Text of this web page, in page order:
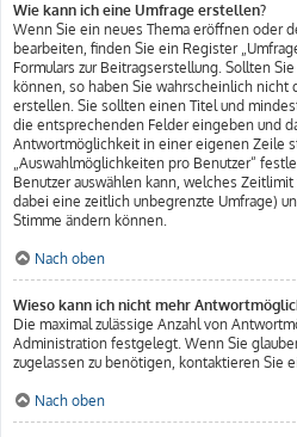
Wie kann ich eine Umfrage erstellen?
Wenn Sie ein neues Thema eröffnen oder
bearbeiten, finden Sie ein Register
Formulars zur Beitragserstellung. Sollten
können, so haben Sie wahrscheinlich nicht
erstellen. Sie sollten einen Titel und
die entsprechenden Felder eingeben und
Antwortmöglichkeit in einer eigenen Zeile
„Auswahlmöglichkeiten pro Benutzer“
Benutzer auswählen kann, welches
dabei eine zeitlich unbegrenzte Umfrage)
Stimme ändern können.
Nach oben
Wieso kann ich nicht mehr
Die maximal zulässige Anzahl von
Administration festgelegt. Wenn Sie
zugelassen zu benötigen, kontaktieren Sie
Nach oben